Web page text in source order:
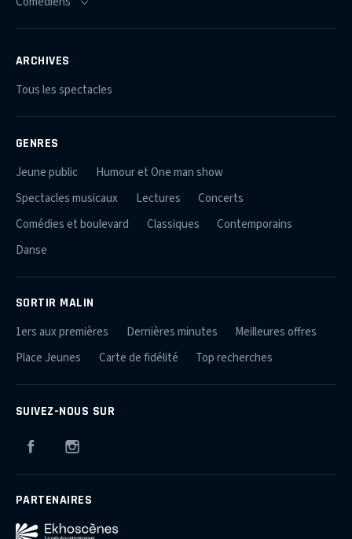
ARCHIVES
Tous les spectacles
GENRES
Jeune public
Humour et One man show
Spectacles musicaux
Lectures
Concerts
Comédies et boulevard
Classiques
Contemporains
Danse
SORTIR MALIN
1ers aux premières Dernières minutes
Meilleures offres
Place Jeunes
Carte de fidélité Top recherches
SUIVEZ-NOUS SUR
Facebook
PARTENAIRES